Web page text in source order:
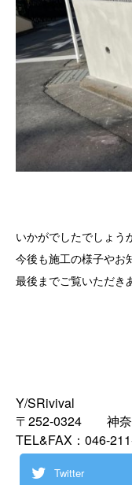
いかがでしたでしょう
今後も施工の様子やお
最後までご覧いただき
Y/SRivival
〒252-0324 神奈
TEL&FAX：046-
Twitter